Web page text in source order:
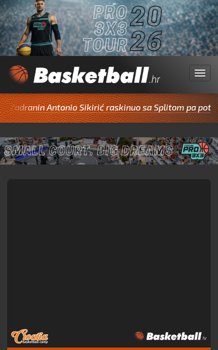
Menu
Antonio Sikirić raskinuo sa Splitom pa potpisao